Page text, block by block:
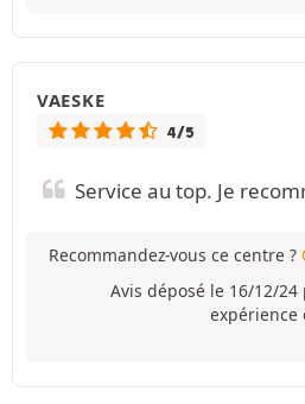
VAESKE
4/5
Service au top. Je
Recommandez-vous ce centre ?
Avis déposé le 16/12/
expérience